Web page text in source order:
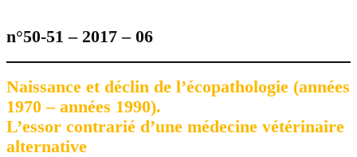
n°50-51 – 2017 – 06
Naissance et déclin de l’écopathologie (années
1970 – années 1990).
L’essor contrarié d’une médecine vétérinaire
alternative